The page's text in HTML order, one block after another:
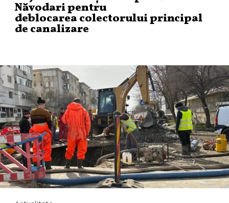
Năvodari pentru
deblocarea colectorului principal
de canalizare